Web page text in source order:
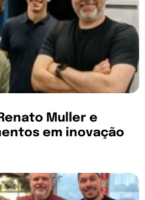
Muller e
em inovação